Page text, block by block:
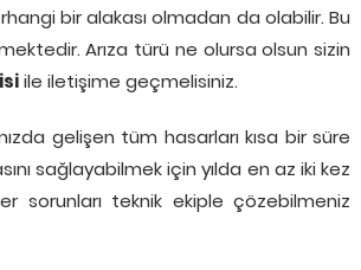
bir alakası olmadan da olabilir. Bu
Arıza türü ne olursa olsun sizin
ile iletişime geçmelisiniz.
gelişen tüm hasarları kısa bir süre
sağlayabilmek için yılda en az iki kez
sorunları teknik ekiple çözebilmeniz